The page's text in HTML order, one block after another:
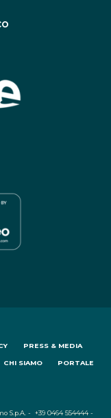
PRESS & MEDIA
CHI SIAMO PORTALE
S.p.A. - +39 0464 554444 -